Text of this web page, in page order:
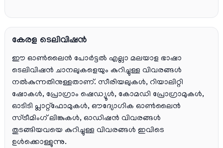
കേരള ടെലിവിഷൻ
ഈ ഓൺലൈൻ പോർട്ടൽ എല്ലാ മലയാള ഭാഷാ
ടെലിവിഷൻ ചാനലുകളെയും കുറിച്ചുള്ള വിവരങ്ങൾ
നൽകുന്നതിനുള്ളതാണ്. സീരിയലുകൾ, റിയാലിറ്റി
ഷോകൾ, പ്രോഗ്രാം ഷെഡ്യൂൾ, കോമഡി പ്രോഗ്രാമുകൾ,
ഓടിടി പ്ലാറ്റ്‌ഫോമുകൾ, ഔദ്യോഗിക ഓൺലൈൻ
സ്ട്രീമിംഗ് ലിങ്കുകൾ, ഓഡിഷൻ വിവരങ്ങൾ
തുടങ്ങിയവയെ കുറിച്ചുള്ള വിവരങ്ങൾ ഇവിടെ
ഉൾക്കൊള്ളുന്നു.